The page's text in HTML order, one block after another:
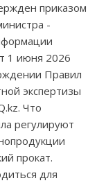
приказом
-
1 июня 2026
Правил
экспертизы
Что
регулируют
прокат.
для